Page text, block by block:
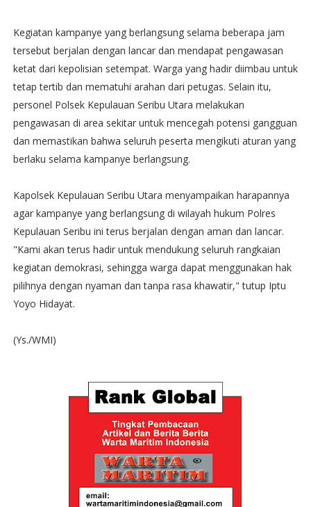
Kegiatan kampanye yang berlangsung selama beberapa jam
tersebut berjalan dengan lancar dan mendapat pengawasan
ketat dari kepolisian setempat. Warga yang hadir diimbau untuk
tetap tertib dan mematuhi arahan dari petugas. Selain itu,
personel Polsek Kepulauan Seribu Utara melakukan
pengawasan di area sekitar untuk mencegah potensi gangguan
dan memastikan bahwa seluruh peserta mengikuti aturan yang
berlaku selama kampanye berlangsung.
Kapolsek Kepulauan Seribu Utara menyampaikan harapannya
agar kampanye yang berlangsung di wilayah hukum Polres
Kepulauan Seribu ini terus berjalan dengan aman dan lancar.
"Kami akan terus hadir untuk mendukung seluruh rangkaian
kegiatan demokrasi, sehingga warga dapat menggunakan hak
pilihnya dengan nyaman dan tanpa rasa khawatir," tutup Iptu
Yoyo Hidayat.
(Ys./WMI)